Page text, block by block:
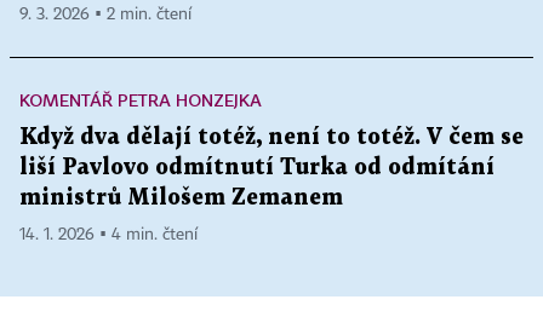
9. 3. 2026 ▪ 2 min. čtení
KOMENTÁŘ PETRA HONZEJKA
Když dva dělají totéž, není to totéž. V čem se
liší Pavlovo odmítnutí Turka od odmítání
ministrů Milošem Zemanem
14. 1. 2026 ▪ 4 min. čtení